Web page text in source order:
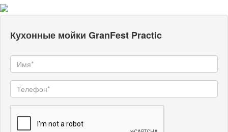
Кухонные мойки GranFest Practic